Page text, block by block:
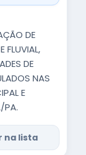
DE
FLUVIAL,
DE
NAS
E
PA.
na lista